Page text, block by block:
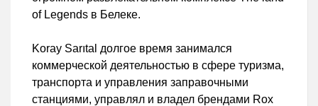
of Legends в Белеке.
Koray Sarıtal долгое время занимался
коммерческой деятельностью в сфере туризма,
транспорта и управления заправочными
станциями, управлял и владел брендами Rox